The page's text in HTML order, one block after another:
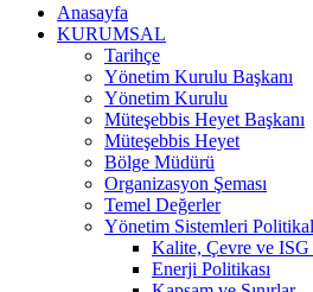
Anasayfa
KURUMSAL
Tarihçe
Yönetim Kurulu Başkanı
Yönetim Kurulu
Müteşebbis Heyet Başkanı
Müteşebbis Heyet
Bölge Müdürü
Organizasyon Şeması
Temel Değerler
Yönetim Sistemleri
Kalite, Çevre ve ISG
Enerji Politikası